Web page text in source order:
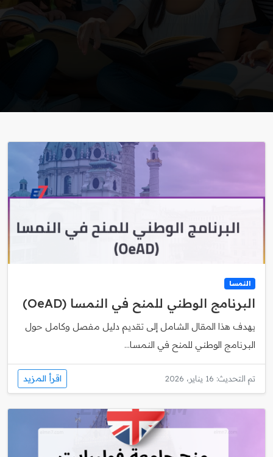
النمسا
البرنامج الوطني للمنح في النمسا (OeAD)
يهدف هذا المقال الشامل إلى تقديم دليل مفصل وكامل حول
البرنامج الوطني للمنح في النمسا...
تم التحديث: 16 يناير، 2026 اقرأ المزيد